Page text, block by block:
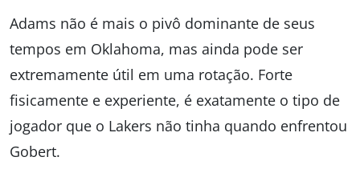
Adams não é mais o pivô dominante de seus
tempos em Oklahoma, mas ainda pode ser
extremamente útil em uma rotação. Forte
fisicamente e experiente, é exatamente o tipo de
jogador que o Lakers não tinha quando enfrentou
Gobert.